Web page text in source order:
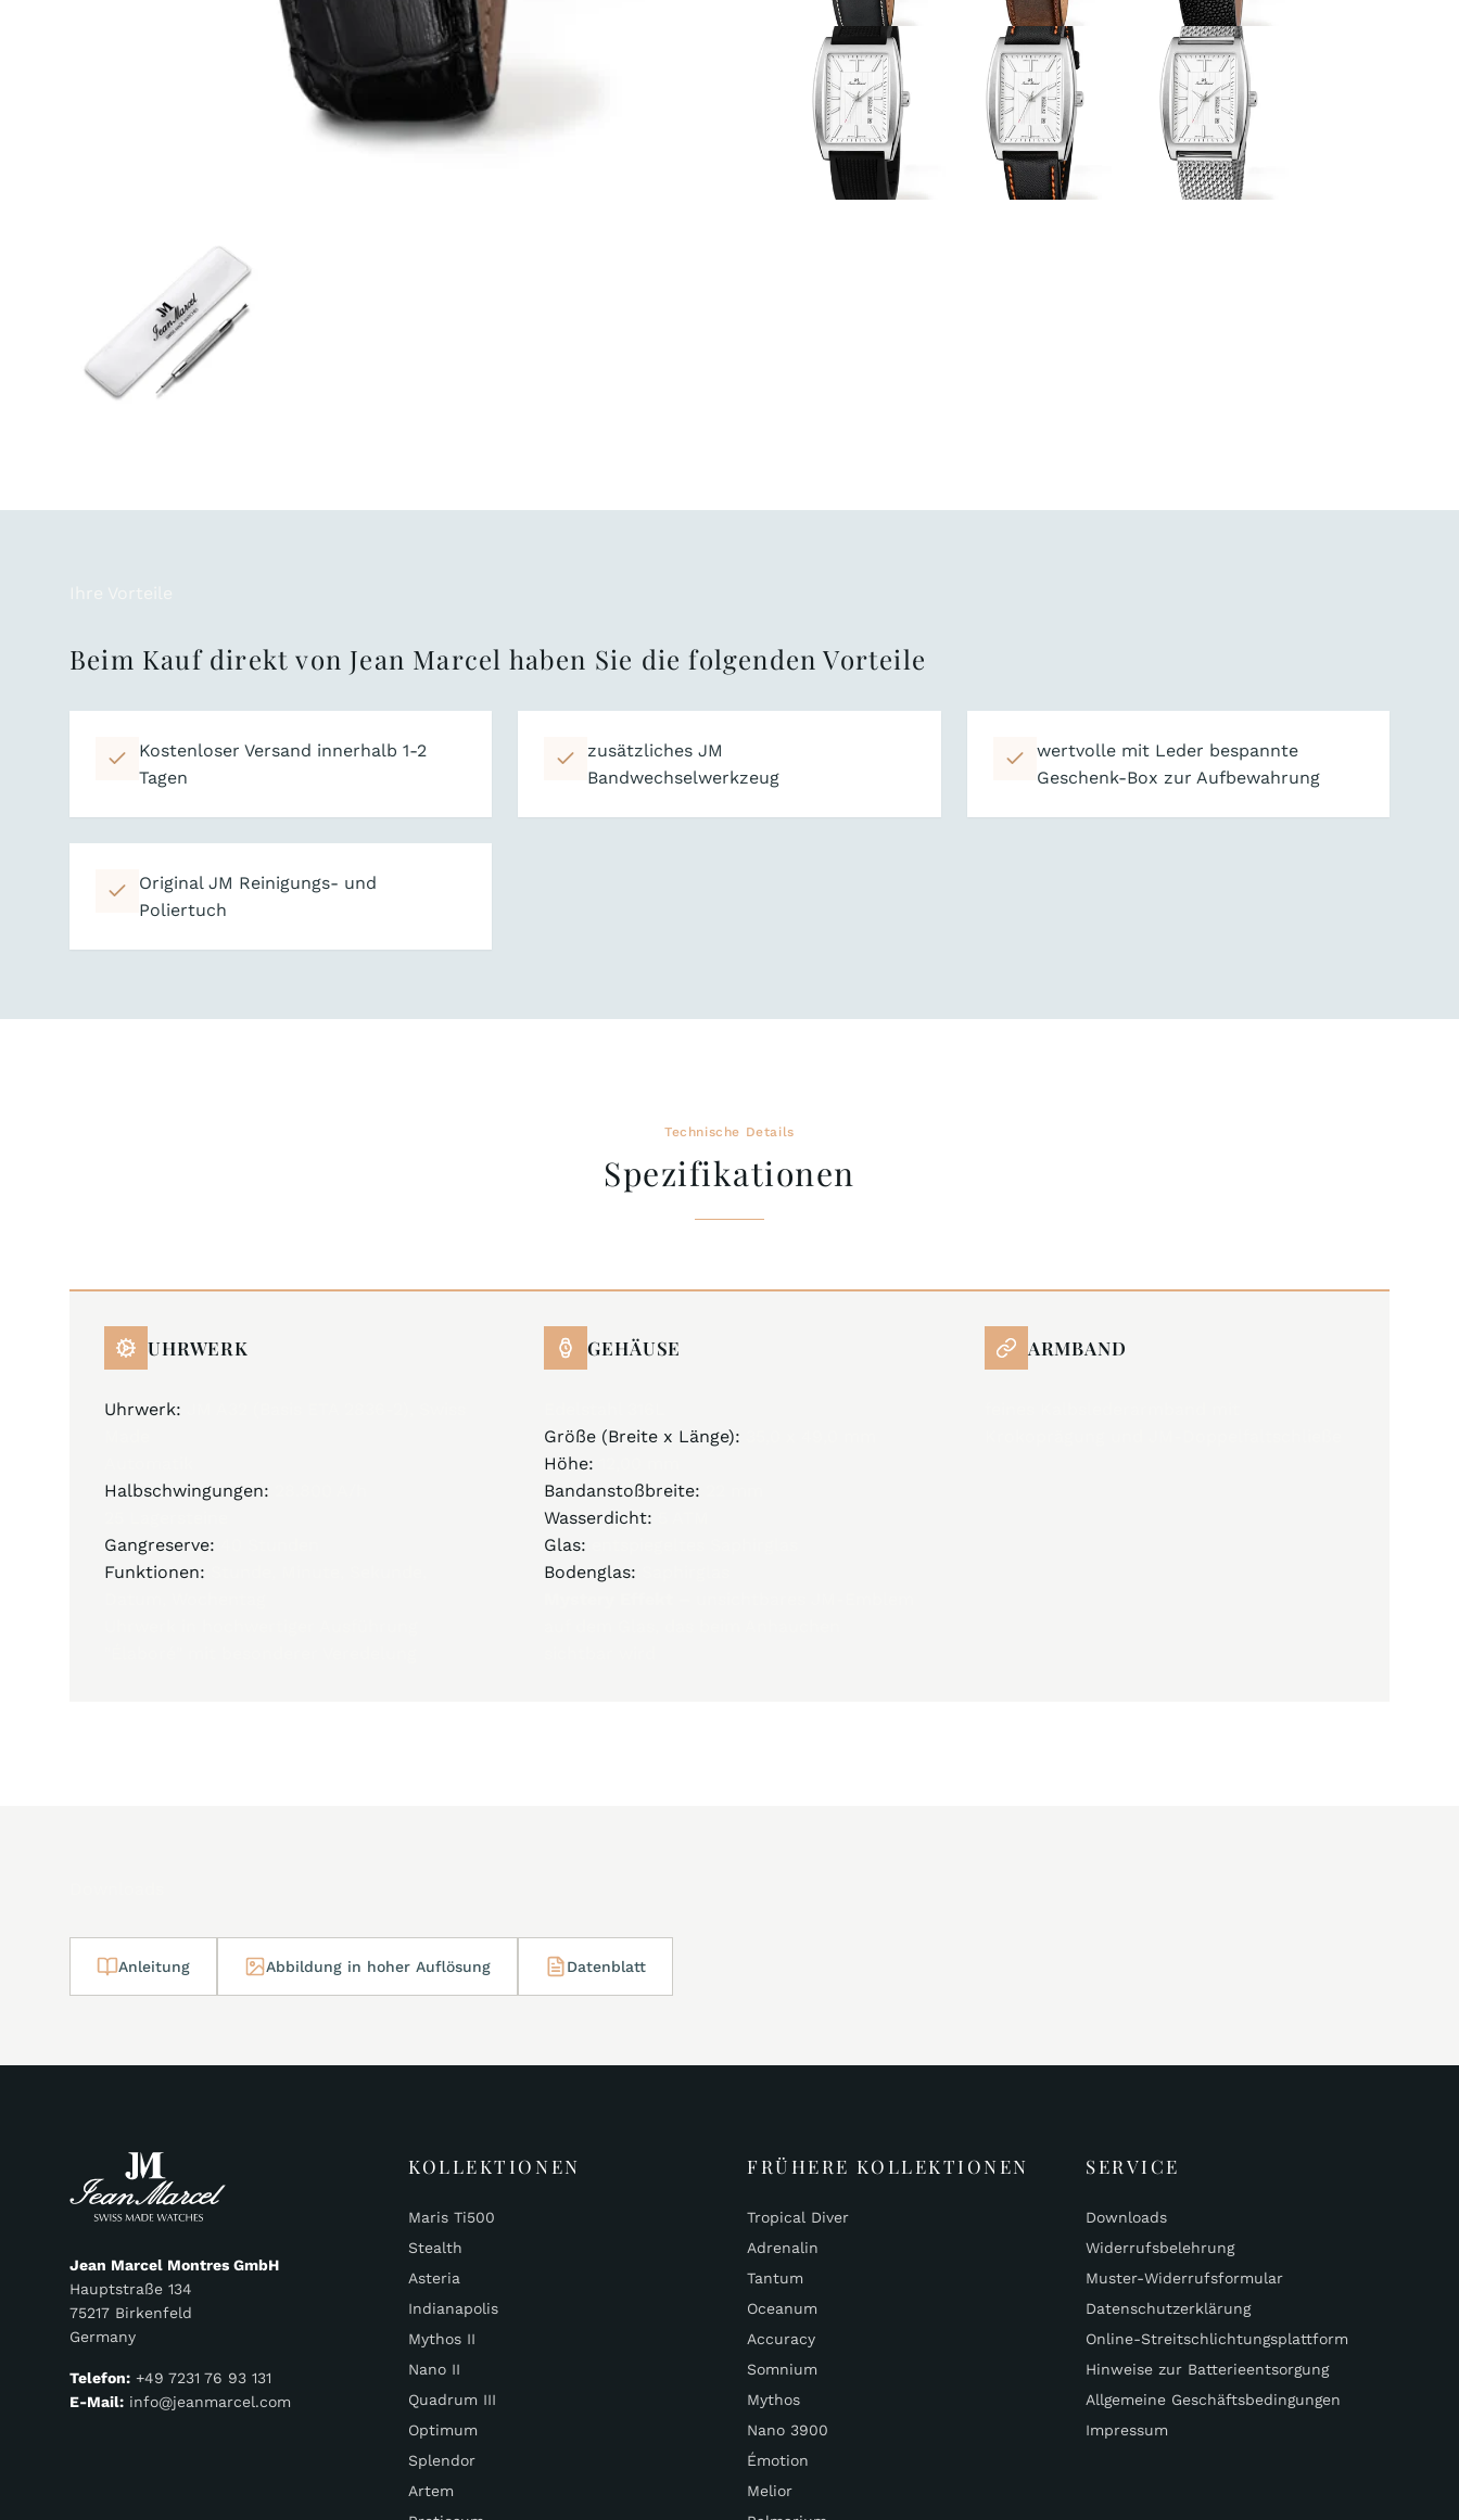
Beim Kauf direkt von Jean Marcel haben Sie die folgenden Vorteile
Kostenloser Versand innerhalb 1-2
Tagen
zusätzliches JM
Bandwechselwerkzeug
wertvolle mit Leder bespannte
Geschenk-Box zur Aufbewahrung
Original JM Reinigungs- und
Poliertuch
Technische Details
Spezifikationen
UHRWERK
Uhrwerk:
Halbschwingungen:
Gangreserve:
Funktionen:
GEHÄUSE
Größe (Breite x Länge):
Höhe:
Bandanstoßbreite:
Wasserdicht:
Glas:
Bodenglas:
ARMBAND
Anleitung Abbildung in hoher Auflösung Datenblatt
Jean Marcel Montres GmbH
Hauptstraße 134
75217 Birkenfeld
Germany
Telefon: +49 7231 76 93 131
E-Mail: info@jeanmarcel.com
KOLLEKTIONEN
Maris Ti500
Stealth
Asteria
Indianapolis
Mythos II
Nano II
Quadrum III
Optimum
Splendor
Artem
FRÜHERE KOLLEKTIONEN
Tropical Diver
Adrenalin
Tantum
Oceanum
Accuracy
Somnium
Mythos
Nano 3900
Émotion
Melior
SERVICE
Downloads
Widerrufsbelehrung
Muster-Widerrufsformular
Datenschutzerklärung
Online-Streitschlichtungsplattform
Hinweise zur Batterieentsorgung
Allgemeine Geschäftsbedingungen
Impressum